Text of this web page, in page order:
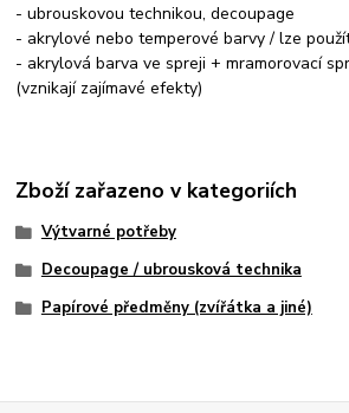
- ubrouskovou technikou, decoupage
- akrylové nebo temperové barvy / lze
- akrylová barva ve spreji + mramorovací
(vznikají zajímavé efekty)
Zboží zařazeno v kategoriích
Výtvarné potřeby
Decoupage / ubrousková technika
Papírové předměny (zvířátka a jiné)